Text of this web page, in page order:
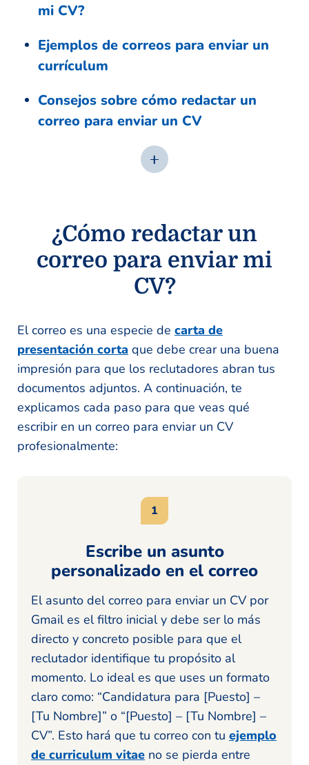
mi CV?
Ejemplos de correos para enviar un
currículum
Consejos sobre cómo redactar un
correo para enviar un CV
¿Cómo redactar un
correo para enviar mi
CV?
El correo es una especie de carta de
presentación corta que debe crear una buena
impresión para que los reclutadores abran tus
documentos adjuntos. A continuación, te
explicamos cada paso para que veas qué
escribir en un correo para enviar un CV
profesionalmente:
Escribe un asunto
personalizado en el correo
El asunto del correo para enviar un CV por
Gmail es el filtro inicial y debe ser lo más
directo y concreto posible para que el
reclutador identifique tu propósito al
momento. Lo ideal es que uses un formato
claro como: “Candidatura para [Puesto] –
[Tu Nombre]” o “[Puesto] – [Tu Nombre] –
CV”. Esto hará que tu correo con tu ejemplo
de curriculum vitae no se pierda entre